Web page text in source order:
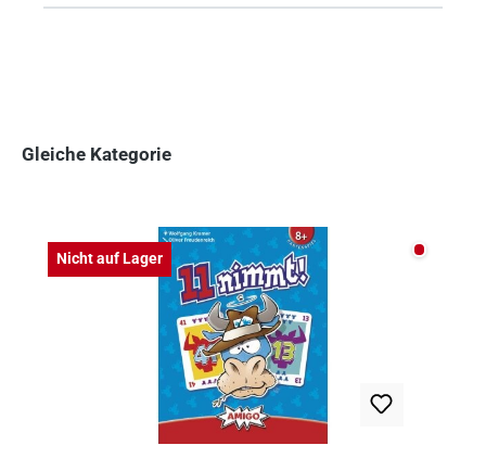
Gleiche Kategorie
Nicht auf Lager Nicht